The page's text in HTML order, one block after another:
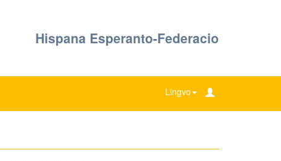
Hispana Esperanto-Federacio
Lingvo